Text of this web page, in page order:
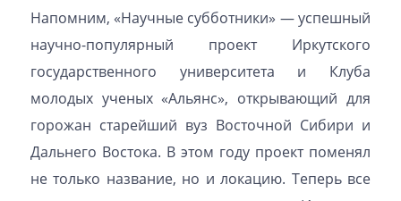
Напомним, «Научные субботники» — успешный
научно-популярный проект Иркутского
государственного университета и Клуба
молодых ученых «Альянс», открывающий для
горожан старейший вуз Восточной Сибири и
Дальнего Востока. В этом году проект поменял
не только название, но и локацию. Теперь все